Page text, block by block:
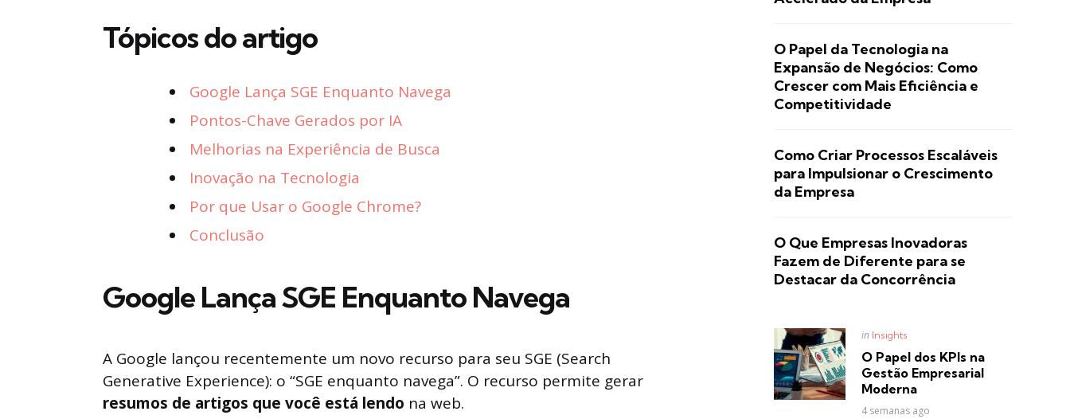
Tópicos do artigo
Google Lança SGE Enquanto Navega
Pontos-Chave Gerados por IA
Melhorias na Experiência de Busca
Inovação na Tecnologia
Por que Usar o Google Chrome?
Conclusão
Google Lança SGE Enquanto Navega
A Google lançou recentemente um novo recurso para seu SGE (Search
Generative Experience): o “SGE enquanto navega”. O recurso permite gerar
resumos de artigos que você está lendo na web.
O Papel da Tecnologia na
Expansão de Negócios: Como
Crescer com Mais Eficiência e
Competitividade
Como Criar Processos Escaláveis
para Impulsionar o Crescimento
da Empresa
O Que Empresas Inovadoras
Fazem de Diferente para se
Destacar da Concorrência
Posted
in Insights
O Papel dos KPIs na
Gestão Empresarial
Moderna
4 semanas ago